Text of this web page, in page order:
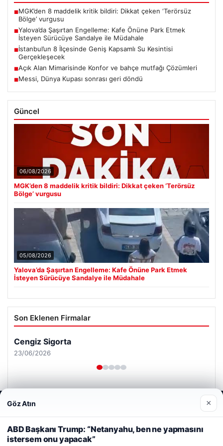
■MGK’den 8 maddelik kritik bildiri: Dikkat çeken ‘Terörsüz
Bölge’ vurgusu
■Yalova’da Şaşırtan Engelleme: Kafe Önüne Park Etmek
İsteyen Sürücüye Sandalye ile Müdahale
■İstanbul’un 8 İlçesinde Geniş Kapsamlı Su Kesintisi
Gerçekleşecek
■Açık Alan Mimarisinde Konfor ve bahçe mutfağı Çözümleri
■Messi, Dünya Kupası sonrası geri döndü
Güncel
06/08/2026
MGK’den 8 maddelik kritik bildiri: Dikkat çeken ‘Terörsüz
Bölge’ vurgusu
05/08/2026
Yalova’da Şaşırtan Engelleme: Kafe Önüne Park Etmek
İsteyen Sürücüye Sandalye ile Müdahale
Son Eklenen Firmalar
Cengiz Sigorta
23/06/2026
© 2026 Analiz Gazete – Güncel Haberler
Web sitemizi nasıl kullandığınızı daha iyi anlayabilmek,
deneyiminizi kişiselleştirmek ve geliştirmek amacıyla çerezler
kullanıyoruz.
Çerez Politikamız
Reddet Kabul Et
Göz Atın ×
ABD Başkanı Trump: “Netanyahu, ben ne yapmasını
istersem onu yapacak”